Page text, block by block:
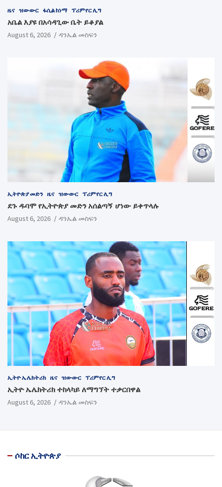
ዜና ዝውውር ፋሲል ከነማ ፕሪምየር ሊግ
አቤል እያዩ በአሳዳጊው ቤት ይቆያል
August 6, 2026 ዳንኤል መስፍን
ኢትዮጵያ መድን ዜና ዝውውር ፕሪምየር ሊግ
ደጉ ዱባሞ የኢትዮጵያ መድን አሰልጣኝ ሆነው ይቀጥላሉ
August 6, 2026 ዳንኤል መስፍን
ኢትዮ ኤሌክትሪክ ዜና ዝውውር ፕሪምየር ሊግ
ኢትዮ ኤሌክትሪክ ተከላካይ ለማግኘት ተቃርበዋል
August 6, 2026 ዳንኤል መስፍን
ሶከር ኢትዮጵያ